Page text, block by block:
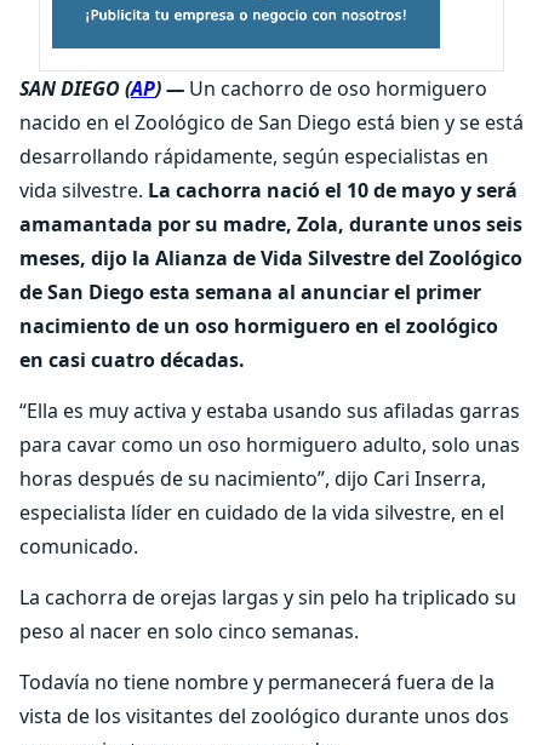
SAN DIEGO (AP) — Un cachorro de oso hormiguero
nacido en el Zoológico de San Diego está bien y se está
desarrollando rápidamente, según especialistas en
vida silvestre. La cachorra nació el 10 de mayo y será
amamantada por su madre, Zola, durante unos seis
meses, dijo la Alianza de Vida Silvestre del Zoológico
de San Diego esta semana al anunciar el primer
nacimiento de un oso hormiguero en el zoológico
en casi cuatro décadas.
“Ella es muy activa y estaba usando sus afiladas garras
para cavar como un oso hormiguero adulto, solo unas
horas después de su nacimiento”, dijo Cari Inserra,
especialista líder en cuidado de la vida silvestre, en el
comunicado.
La cachorra de orejas largas y sin pelo ha triplicado su
peso al nacer en solo cinco semanas.
Todavía no tiene nombre y permanecerá fuera de la
vista de los visitantes del zoológico durante unos dos